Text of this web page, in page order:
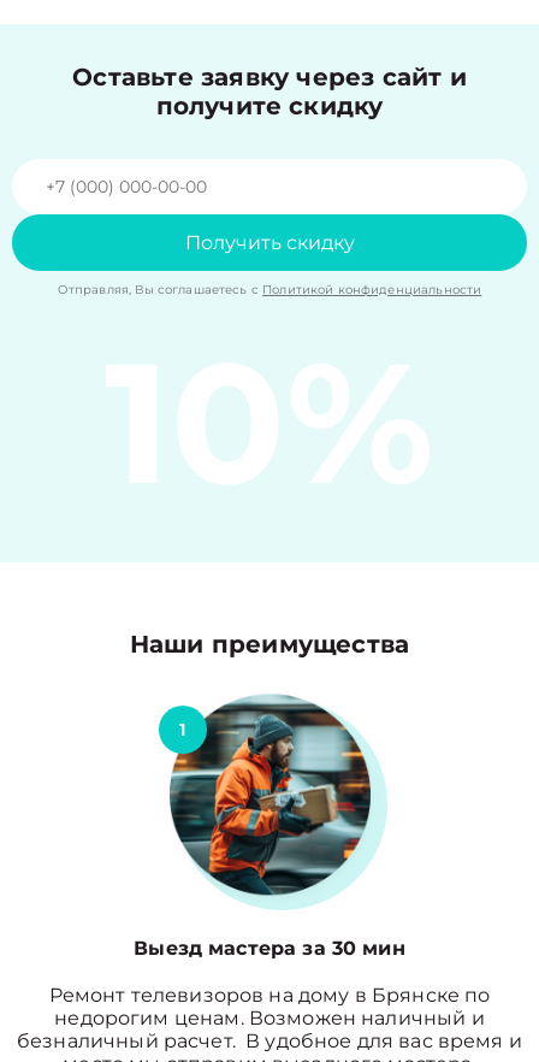
Оставьте заявку через сайт и
получите скидку
Получить скидку
Отправляя, Вы соглашаетесь с Политикой конфиденциальности
10%
Наши преимущества
1
Выезд мастера за 30 мин
Ремонт телевизоров на дому в Брянске по
недорогим ценам. Возможен наличный и
безналичный расчет. В удобное для вас время и